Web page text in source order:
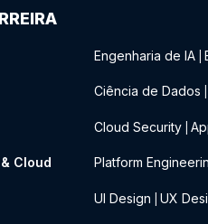
Engenharia de IA
Ciência de Dados
Cloud Security
Cloud Platform
UI Design UX